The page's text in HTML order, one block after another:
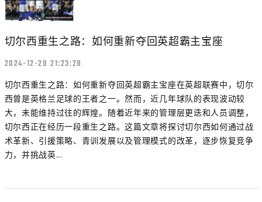
切尔西重生之路：如何重新夺回英超霸主宝座
2024-12-29 21:23:28
切尔西重生之路：如何重新夺回英超霸主宝座在英超联赛中，切尔
西曾是英格兰足球的王者之一。然而，近几年球队的表现波动较
大，未能维持过往的辉煌。随着近年来的管理层更迭和人员调整，
切尔西正在经历一段重生之路。这篇文章将探讨切尔西如何通过战
术革新、引援策略、青训发展以及管理模式的改革，逐步恢复竞争
力，并挑战英...